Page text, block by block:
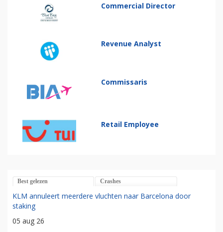
Commercial Director
Revenue Analyst
Commissaris
Retail Employee
Best gelezen Crashes
KLM annuleert meerdere vluchten naar Barcelona door
staking
05 aug 26